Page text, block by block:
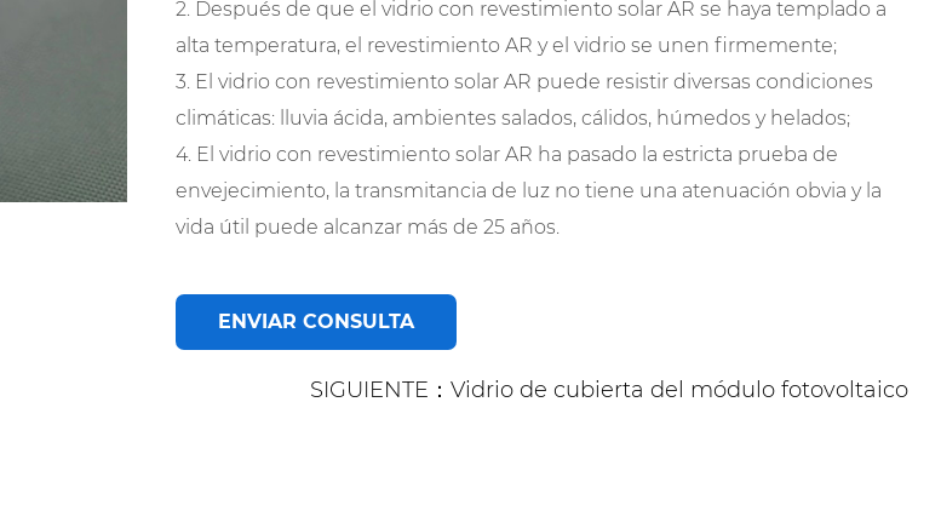
2. Después de que el vidrio con revestimiento solar AR se haya templado a
alta temperatura, el revestimiento AR y el vidrio se unen firmemente;
3. El vidrio con revestimiento solar AR puede resistir diversas condiciones
climáticas: lluvia ácida, ambientes salados, cálidos, húmedos y helados;
4. El vidrio con revestimiento solar AR ha pasado la estricta prueba de
envejecimiento, la transmitancia de luz no tiene una atenuación obvia y la
vida útil puede alcanzar más de 25 años.
ENVIAR CONSULTA
SIGUIENTE：Vidrio de cubierta del módulo fotovoltaico